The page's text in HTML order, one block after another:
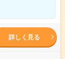
詳しく見る